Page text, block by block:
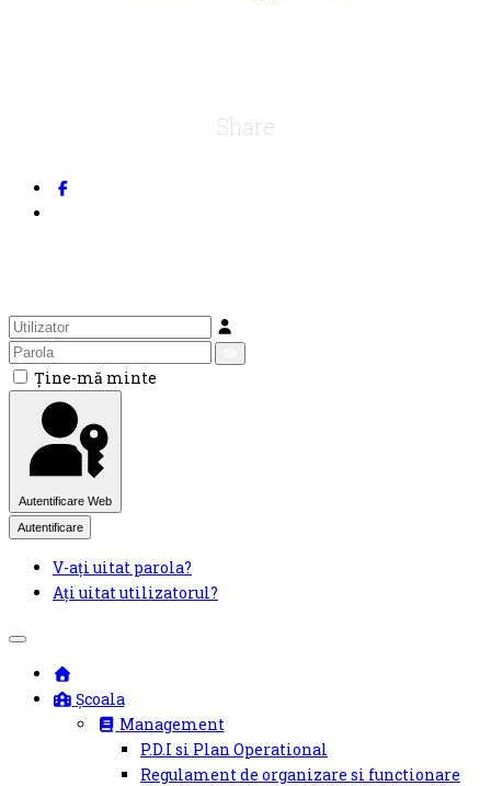
Share
Utilizator
Parola
Arată
Ţine-mă minte
Autentificare Web
Autentificare
V-ați uitat parola?
Ați uitat utilizatorul?
Mobile
Toggle
Școala
Management
P.D.I si Plan Operational
Regulament de organizare si functionare